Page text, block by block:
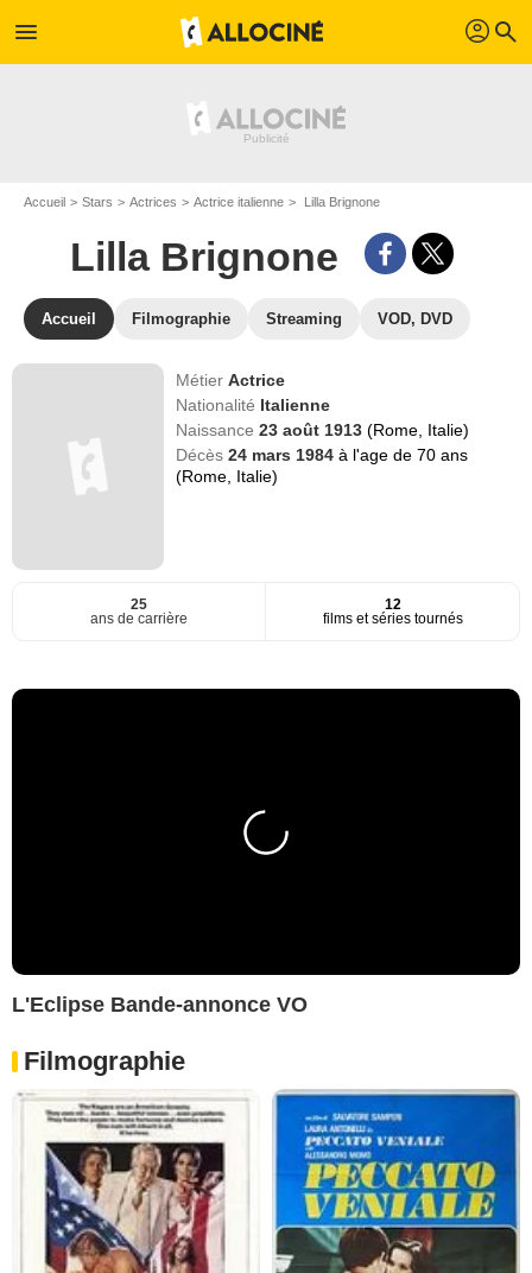
menu profil search
Accueil Stars Actrices Actrice italienne Lilla Brignone
Lilla Brignone
Accueil Filmographie Streaming VOD, DVD
MétierActrice
Nationalité Italienne
Naissance23 août 1913(Rome, Italie)
Décès24 mars 1984à l'age de 70 ans
(Rome, Italie)
25
ans de carrière
12
films et séries tournés
L'Eclipse Bande-annonce VO
Filmographie